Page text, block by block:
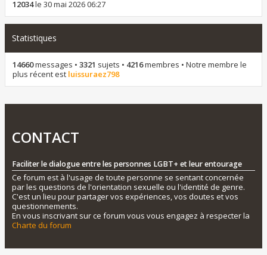
12034le 30 mai 2026 06:27
Statistiques
14660messages • 3321 sujets • 4216membres • Notre membre le
plus récent est luissuraez798
CONTACT
Faciliter le dialogue entre les personnes LGBT+ et leur entourage
Ce forum est à l'usage de toute personne se sentant concernée
par les questions de l'orientation sexuelle ou l'identité de genre.
C'est un lieu pour partager vos expériences, vos doutes et vos
questionnements.
En vous inscrivant sur ce forum vous vous engagez à respecter la
Charte du forum